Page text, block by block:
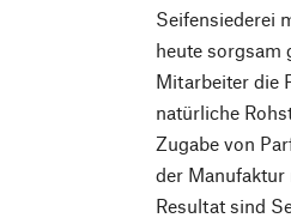
Seifensiederei
heute sorgsam
Mitarbeiter die
natürliche
Zugabe von
der Manufaktur
Resultat sind